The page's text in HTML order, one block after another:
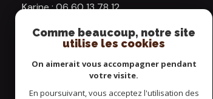
Karine :06 60 13 78 12
agencecentraledelaplagne@gmail.com
Résidence AIME 2000
Galerie Commerciale
73210 AIME LA PLAGNE
Comme beaucoup, notre site
utilise les cookies
On aimerait vous accompagner pendant
votre visite.
En poursuivant, vous acceptez l'utilisation des